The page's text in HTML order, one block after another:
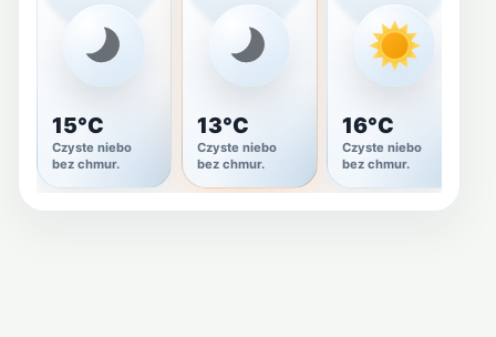
15°C
Czyste niebo
bez chmur.
13°C
Czyste niebo
bez chmur.
16°C
Czyste niebo
bez chmur.